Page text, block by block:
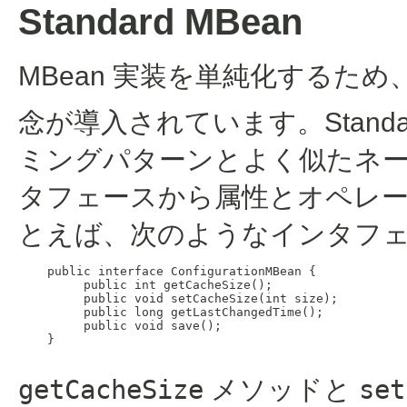
Standard MBean
MBean 実装を単純化するため
念が導入されています。
ミングパターンとよく似たネ
タフェースから属性とオペレ
とえば、次のようなインタフ
    public interface ConfigurationMBean {
         public int getCacheSize();
         public void setCacheSize(int size);
         public long getLastChangedTime();
         public void save();
    }
getCacheSize メソッドと